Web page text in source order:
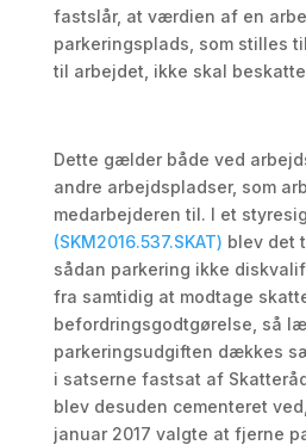
fastslår, at værdien af en
parkeringsplads, som stilles
til arbejdet, ikke skal
Dette gælder både ved
andre arbejdspladser, som
medarbejderen til. I et
(SKM2016.537.SKAT) blev det
sådan parkering ikke
fra samtidig at modtage
befordringsgodtgørelse, så
parkeringsudgiften dækkes
i satserne fastsat af
blev desuden cementeret
januar 2017 valgte at fjerne